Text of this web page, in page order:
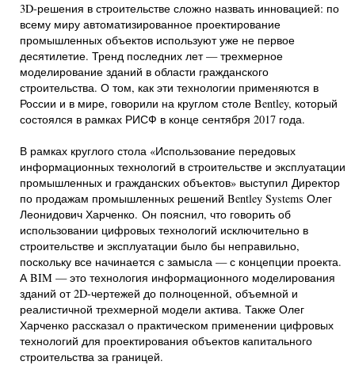
3D-решения в строительстве сложно назвать инновацией: по
всему миру автоматизированное проектирование
промышленных объектов используют уже не первое
десятилетие. Тренд последних лет — трехмерное
моделирование зданий в области гражданского
строительства. О том, как эти технологии применяются в
России и в мире, говорили на круглом столе Bentley, который
состоялся в рамках РИСФ в конце сентября 2017 года.
В рамках круглого стола «Использование передовых
информационных технологий в строительстве и эксплуатации
промышленных и гражданских объектов» выступил Директор
по продажам промышленных решений Bentley Systems Олег
Леонидович Харченко. Он пояснил, что говорить об
использовании цифровых технологий исключительно в
строительстве и эксплуатации было бы неправильно,
поскольку все начинается с замысла — с концепции проекта.
А BIM — это технология информационного моделирования
зданий от 2D-чертежей до полноценной, объемной и
реалистичной трехмерной модели актива. Также Олег
Харченко рассказал о практическом применении цифровых
технологий для проектирования объектов капитального
строительства за границей.